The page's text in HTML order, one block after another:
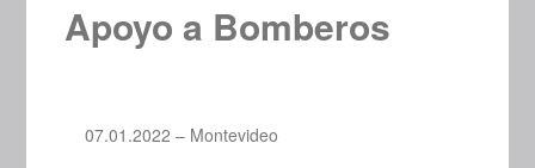
Apoyo a Bomberos
07.01.2022 – Montevideo